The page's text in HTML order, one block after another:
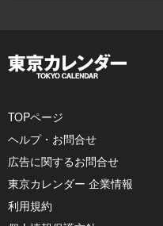
TOPページ
ヘルプ・お問合せ
広告に関するお問合せ
東京カレンダー 企業情報
利用規約